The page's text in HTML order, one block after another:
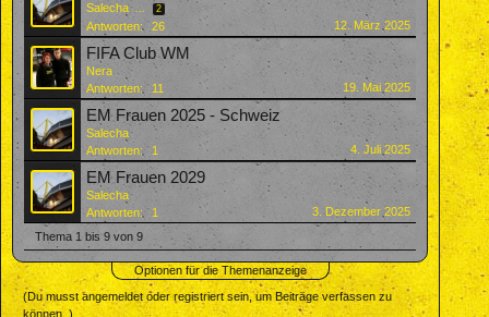
Salecha ... 2
Antworten: 26 12. März 2025
FIFA Club WM
Nera
Antworten:
11 19. Mai 2025
EM Frauen 2025 - Schweiz
Salecha
Antworten:
1 4. Juli 2025
EM Frauen 2029
Salecha
Antworten:
1
3. Dezember 2025
Thema 1 bis 9 von 9
Optionen für die Themenanzeige
(Du musst angemeldet oder registriert sein, um Beiträge verfassen zu
können. )